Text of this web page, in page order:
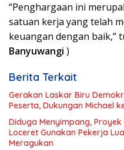
“Penghargaan ini
satuan kerja yang telah
keuangan dengan baik,”
Banyuwangi )
Berita Terkait
Gerakan Laskar Biru
Peserta, Dukungan Michael
Diduga Menyimpang, Proyek
Loceret Gunakan Pekerja
Meragukan